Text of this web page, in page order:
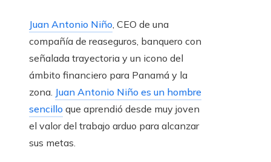
Juan Antonio Niño , CEO de una
compañía de reaseguros, banquero con
señalada trayectoria y un icono del
ámbito financiero para Panamá y la
zona. Juan Antonio Niño es un hombre
sencillo que aprendió desde muy joven
el valor del trabajo arduo para alcanzar
sus metas.